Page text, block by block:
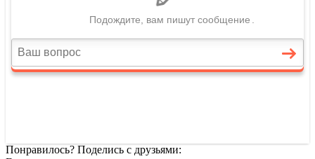
Понравилось? Поделись с друзьями: